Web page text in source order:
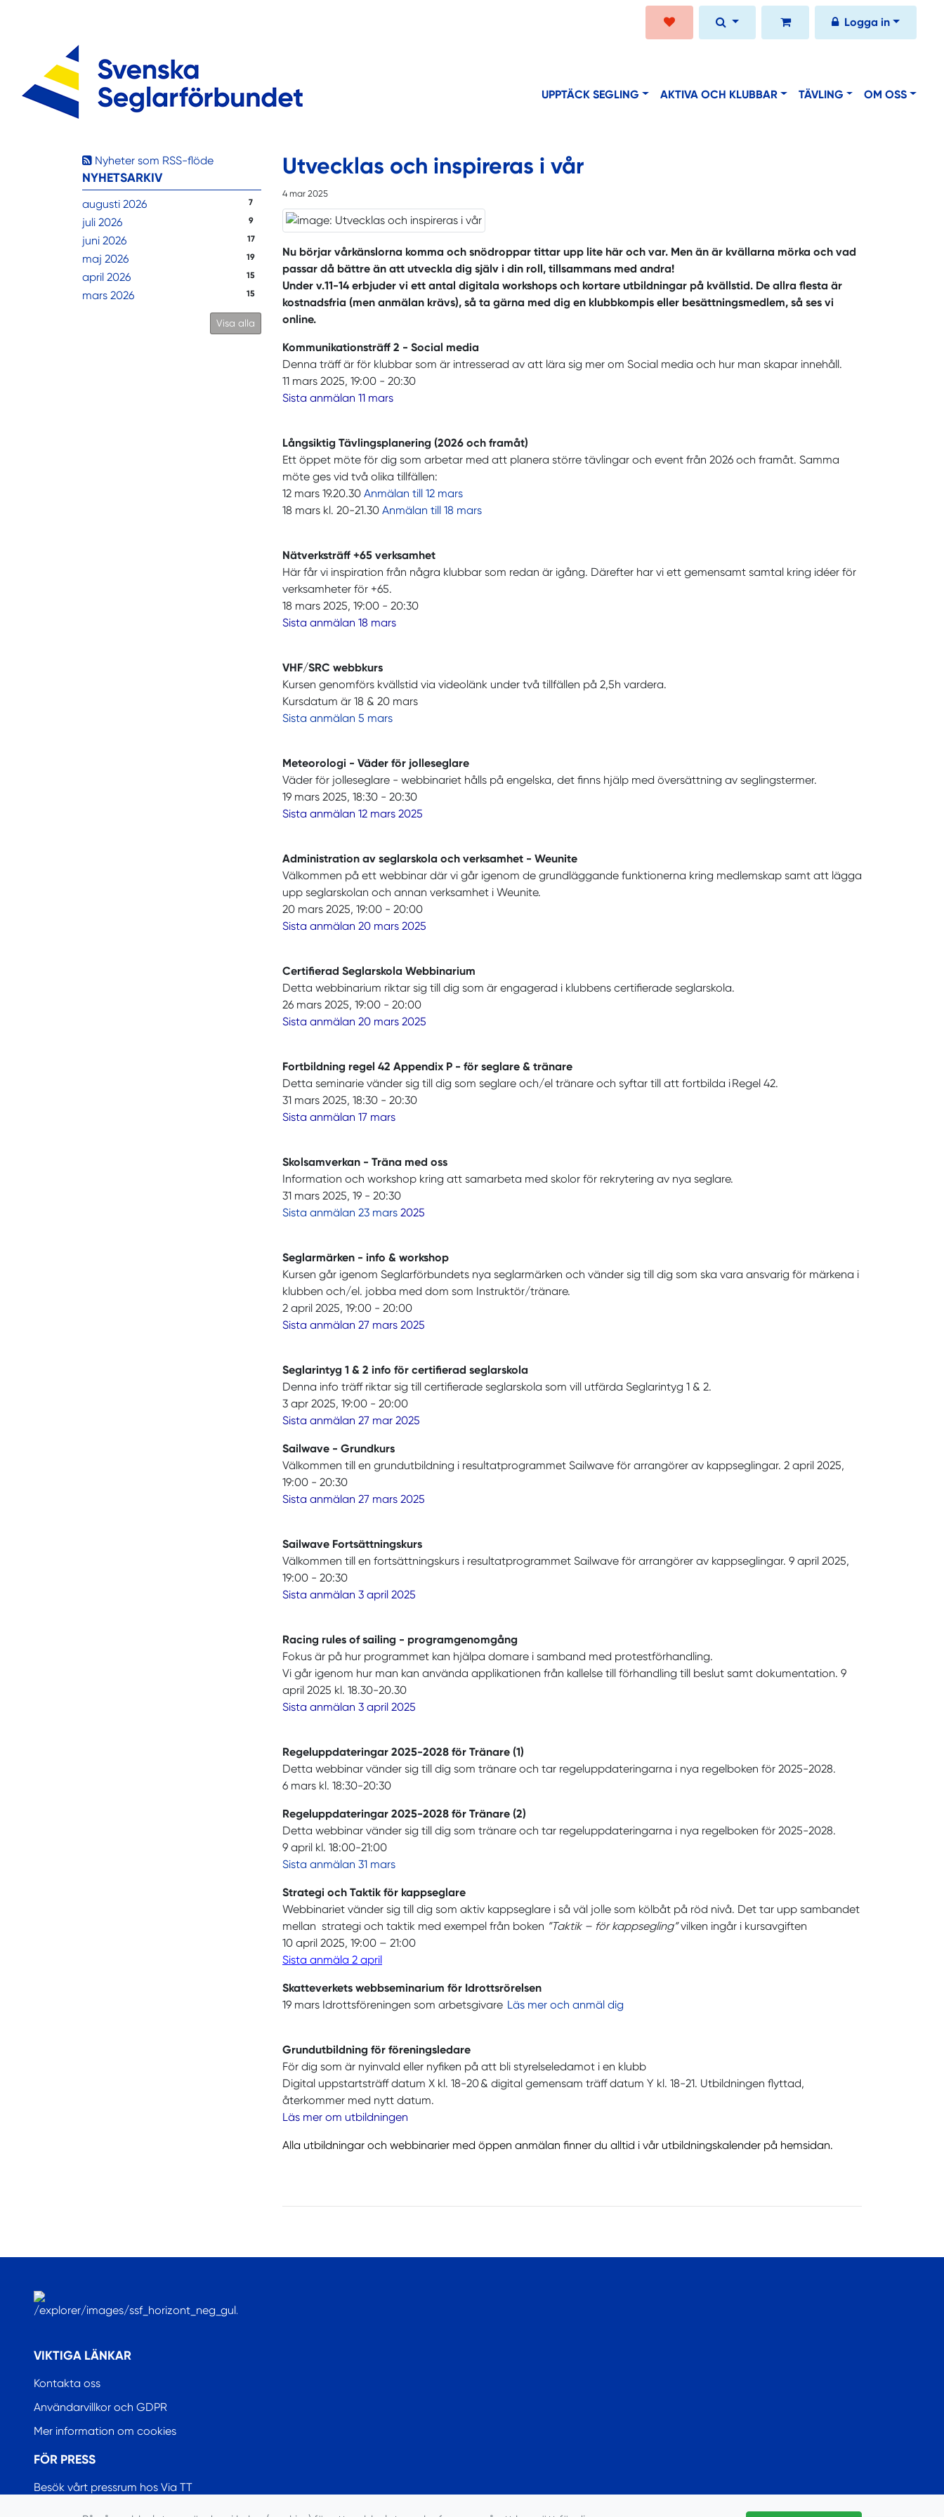
Logga in
UPPTÄCK SEGLING AKTIVA OCH KLUBBAR TÄVLING OM OSS
Nyheter som RSS-flöde
NYHETSARKIV
augusti 2026 7
juli 2026 9
juni 2026 17
maj 2026 19
april 2026 15
mars 2026 15
Visa alla
Utvecklas och inspireras i vår
4 mar 2025
Nu börjar vårkänslorna komma och snödroppar tittar upp lite här och var. Men än är kvällarna mörka och vad
passar då bättre än att utveckla dig själv i din roll, tillsammans med andra!
Under v.11-14 erbjuder vi ett antal digitala workshops och kortare utbildningar på kvällstid. De allra flesta är
kostnadsfria (men anmälan krävs), så ta gärna med dig en klubbkompis eller besättningsmedlem, så ses vi
online.
Kommunikationsträff 2 - Social media
Denna träff är för klubbar som är intresserad av att lära sig mer om Social media och hur man skapar innehåll.
11 mars 2025, 19:00 - 20:30
Sista anmälan 11 mars
Långsiktig Tävlingsplanering (2026 och framåt)
Ett öppet möte för dig som arbetar med att planera större tävlingar och event från 2026 och framåt. Samma
möte ges vid två olika tillfällen:
12 mars 19.20.30 Anmälan till 12 mars
18 mars kl. 20-21.30 Anmälan till 18 mars
Nätverksträff +65 verksamhet
Här får vi inspiration från några klubbar som redan är igång. Därefter har vi ett gemensamt samtal kring idéer för
verksamheter för +65.
18 mars 2025, 19:00 - 20:30
Sista anmälan 18 mars
VHF/SRC webbkurs
Kursen genomförs kvällstid via videolänk under två tillfällen på 2,5h vardera.
Kursdatum är 18 & 20 mars
Sista anmälan 5 mars
Meteorologi - Väder för jolleseglare
Väder för jolleseglare - webbinariet hålls på engelska, det finns hjälp med översättning av seglingstermer.
19 mars 2025, 18:30 - 20:30
Sista anmälan 12 mars 2025
Administration av seglarskola och verksamhet - Weunite
Välkommen på ett webbinar där vi går igenom de grundläggande funktionerna kring medlemskap samt att lägga
upp seglarskolan och annan verksamhet i Weunite.
20 mars 2025, 19:00 - 20:00
Sista anmälan 20 mars 2025
Certifierad Seglarskola Webbinarium
Detta webbinarium riktar sig till dig som är engagerad i klubbens certifierade seglarskola.
26 mars 2025, 19:00 - 20:00
Sista anmälan 20 mars 2025
Fortbildning regel 42 Appendix P - för seglare & tränare
Detta seminarie vänder sig till dig som seglare och/el tränare och syftar till att fortbilda i Regel 42.
31 mars 2025, 18:30 - 20:30
Sista anmälan 17 mars
Skolsamverkan - Träna med oss
Information och workshop kring att samarbeta med skolor för rekrytering av nya seglare.
31 mars 2025, 19 - 20:30
Sista anmälan 23 mars 2025
Seglarmärken - info & workshop
Kursen går igenom Seglarförbundets nya seglarmärken och vänder sig till dig som ska vara ansvarig för märkena i
klubben och/el. jobba med dom som Instruktör/tränare.
2 april 2025, 19:00 - 20:00
Sista anmälan 27 mars 2025
Seglarintyg 1 & 2 info för certifierad seglarskola
Denna info träff riktar sig till certifierade seglarskola som vill utfärda Seglarintyg 1 & 2.
3 apr 2025, 19:00 - 20:00
Sista anmälan 27 mar 2025
Sailwave - Grundkurs
Välkommen till en grundutbildning i resultatprogrammet Sailwave för arrangörer av kappseglingar. 2 april 2025,
19:00 - 20:30
Sista anmälan 27 mars 2025
Sailwave Fortsättningskurs
Välkommen till en fortsättningskurs i resultatprogrammet Sailwave för arrangörer av kappseglingar. 9 april 2025,
19:00 - 20:30
Sista anmälan 3 april 2025
Racing rules of sailing - programgenomgång
Fokus är på hur programmet kan hjälpa domare i samband med protestförhandling.
Vi går igenom hur man kan använda applikationen från kallelse till förhandling till beslut samt dokumentation. 9
april 2025 kl. 18.30-20.30
Sista anmälan 3 april 2025
Regeluppdateringar 2025-2028 för Tränare (1)
Detta webbinar vänder sig till dig som tränare och tar regeluppdateringarna i nya regelboken för 2025-2028.
6 mars kl. 18:30-20:30
Regeluppdateringar 2025-2028 för Tränare (2)
Detta webbinar vänder sig till dig som tränare och tar regeluppdateringarna i nya regelboken för 2025-2028.
9 april kl. 18:00-21:00
Sista anmälan 31 mars
Strategi och Taktik för kappseglare
Webbinariet vänder sig till dig som aktiv kappseglare i så väl jolle som kölbåt på röd nivå. Det tar upp sambandet
mellan strategi och taktik med exempel från boken ”Taktik – för kappsegling”vilken ingår i kursavgiften
10 april 2025, 19:00 – 21:00
Sista anmäla 2 april
Skatteverkets webbseminarium för Idrottsrörelsen
19 mars Idrottsföreningen som arbetsgivare Läs mer och anmäl dig
Grundutbildning för föreningsledare
För dig som är nyinvald eller nyfiken på att bli styrelseledamot i en klubb
Digital uppstartsträff datum X kl. 18-20 & digital gemensam träff datum Y kl. 18-21. Utbildningen flyttad,
återkommer med nytt datum.
Läs mer om utbildningen
Alla utbildningar och webbinarier med öppen anmälan finner du alltid i vår utbildningskalender på hemsidan.
VIKTIGA LÄNKAR
Kontakta oss
Användarvillkor och GDPR
Mer information om cookies
FÖR PRESS
Besök vårt pressrum hos Via TT